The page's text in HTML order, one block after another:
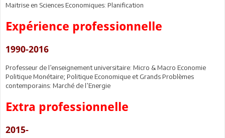
Maitrise en Sciences Economiques: Planification
Expérience professionnelle
1990-2016
Professeur de l’enseignement universitaire: Micro & Macro Economie
Politique Monétaire; Politique Economique et Grands Problèmes
contemporains: Marché de l’Energie
Extra professionnelle
2015-